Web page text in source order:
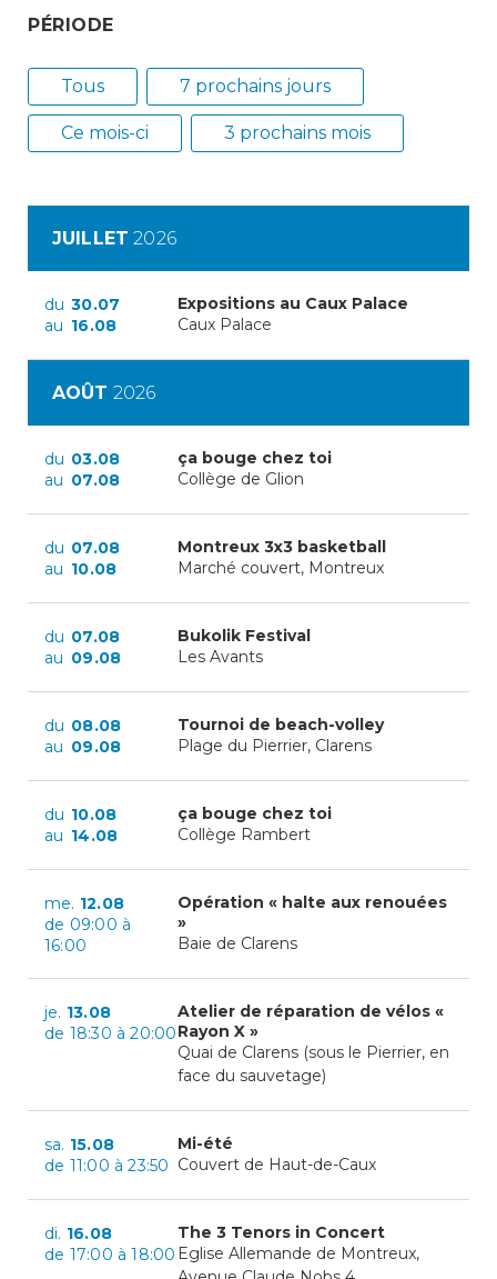
connectez-vous à votre
compte citoyen en cliquant
sur l’une des catégories ci-
dessus. Pour effectuer
d’autres démarches
cliquez sur l’une des
catégories ci-dessous.
Construction et travaux
Enfance/jeunesse
Environnement
Locations
Mobilité
Population
Subventions, subsides, rabais
PÉRIODE
Tous 7 prochains jours
Ce mois-ci 3 prochains mois
JUILLET 2026
du 30.07
au 16.08
Expositions au Caux Palace
Caux Palace
AOÛT 2026
du 03.08
au 07.08
ça bouge chez toi
Collège de Glion
du 07.08
au 10.08
Montreux 3x3 basketball
Marché couvert, Montreux
du 07.08
au 09.08
Bukolik Festival
Les Avants
du 08.08
au 09.08
Tournoi de beach-volley
Plage du Pierrier, Clarens
du 10.08
au 14.08
ça bouge chez toi
Collège Rambert
me. 12.08
de 09:00 à
16:00
Opération « halte aux renouées
»
Baie de Clarens
je. 13.08
de 18:30 à 20:00
Atelier de réparation de vélos «
Rayon X »
Quai de Clarens (sous le Pierrier, en
face du sauvetage)
sa. 15.08
de 11:00 à 23:50
Mi-été
Couvert de Haut-de-Caux
di. 16.08
de 17:00 à 18:00
The 3 Tenors in Concert
Eglise Allemande de Montreux,